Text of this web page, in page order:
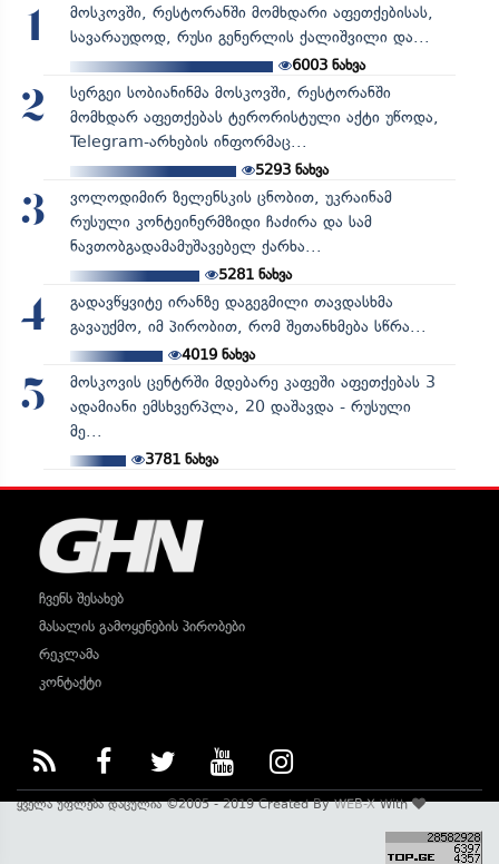
1
მოსკოვში, რესტორანში მომხდარი აფეთქებისას,
სავარაუდოდ, რუსი გენერლის ქალიშვილი და...
6003 ნახვა
2
სერგეი სობიანინმა მოსკოვში, რესტორანში
მომხდარ აფეთქებას ტერორისტული აქტი უწოდა,
Telegram-არხების ინფორმაც...
5293ნახვა
3
ვოლოდიმირ ზელენსკის ცნობით, უკრაინამ
რუსული კონტეინერმზიდი ჩაძირა და სამ
ნავთობგადამამუშავებელ ქარხა...
5281ნახვა
4
გადავწყვიტე ირანზე დაგეგმილი თავდასხმა
გავაუქმო, იმ პირობით, რომ შეთანხმება სწრა...
4019ნახვა
5
მოსკოვის ცენტრში მდებარე კაფეში აფეთქებას 3
ადამიანი ემსხვერპლა, 20 დაშავდა - რუსული
მე...
3781ნახვა
ჩვენს შესახებ
მასალის გამოყენების პირობები
რეკლამა
კონტაქტი
ყველა უფლება დაცულია ©2005 - 2019 Created ByWEB-XWith